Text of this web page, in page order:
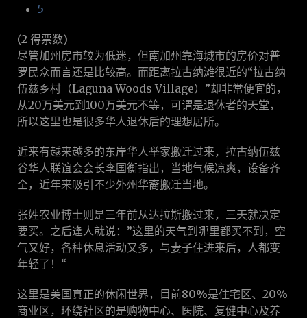
5
(2 得票数)
尽管加州房市较为低迷，但南加州靠海城市的房价对普
罗民众而言还是比较高。而距离拉古纳滩很近的“拉古纳
伍兹乡村（Laguna Woods Village）”却非常便宜的，
从20万美元到100万美元不等，可谓是退休者的天堂，
所以这里也是很多华人退休后的理想居所。
近来有越来越多的东岸华人举家搬迁过来，拉古纳伍兹
谷华人联谊会会长李国衡指出，当地气候凉爽，设备齐
全，近年来吸引不少外州华裔搬迁当地。
张姓农业博士则是三年前从达拉斯搬过来，三天就决定
要买。之后逢人就说：”这里的天气到哪里都买不到，空
气又好，各种休息活动又多，与妻子住进来后，人都变
年轻了！“
这里是美国真正的休闲世界，目前80%是住宅区、20%
商业区，环绕社区的是购物中心、医院、复健中心及养